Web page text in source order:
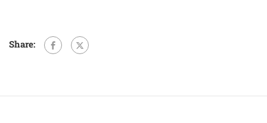
Share: